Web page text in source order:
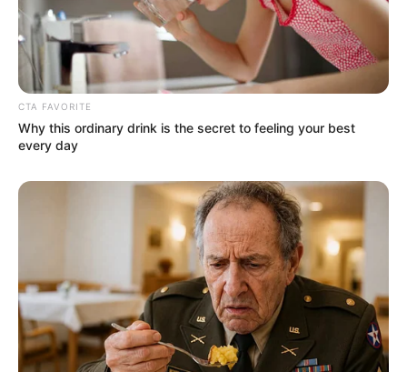
CTA FAVORITE
Why this ordinary drink is the secret to feeling your best
every day